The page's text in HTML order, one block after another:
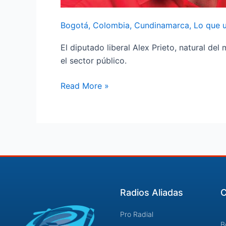
Bogotá, Colombia, Cundinamarca, Lo que
El diputado liberal Alex Prieto, natural del
el sector público.
Read More »
Radios Aliadas
Pro Radial